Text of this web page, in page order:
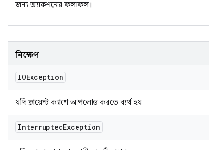
জন্য অ্যাকশনের ফলাফল।
নিক্ষেপ
IOException
যদি ক্লায়েন্ট ক্যাশে আপলোড করতে ব্যর্থ হয়
InterruptedException